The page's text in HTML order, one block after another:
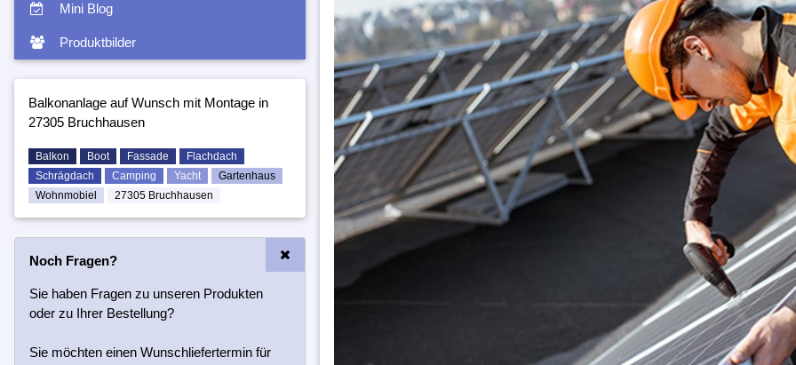
Mini Blog
Produktbilder
Balkonanlage auf Wunsch mit Montage in
27305 Bruchhausen
Balkon Boot Fassade
Flachdach
Schrägdach
Camping Yacht
Gartenhaus
Wohnmobiel
27305 Bruchhausen
Noch Fragen?
Sie haben Fragen zu unseren Produkten
oder zu Ihrer Bestellung?
Sie möchten einen Wunschliefertermin für